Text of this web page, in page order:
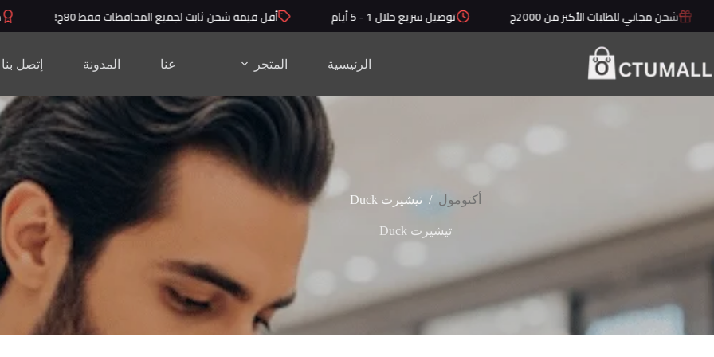
شحن مجاني للطلبات الأكبر من 2000ج توصيل سريع خلال 1 - 5 أيام أقل قيمة شحن ثابت لجميع المحافظات فقط 80ج!
الرئيسية المتجر عنا المدونة إتصل بنا
أكتومول / تيشيرت Duck
تيشيرت Duck